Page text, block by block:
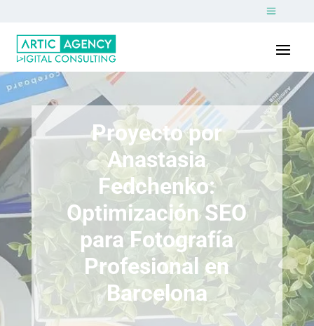
Proyecto por
Anastasia
Fedchenko:
Optimización SEO
para Fotografía
Profesional en
Barcelona